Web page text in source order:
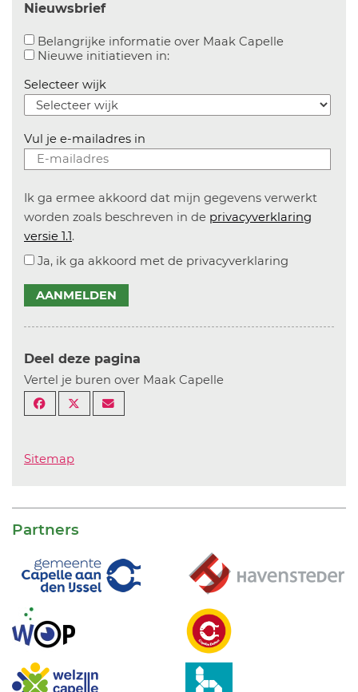
Nieuwsbrief
Belangrijke informatie over Maak CapelleAanvinken
Nieuwe initiatieven in:Aanvinken om informatie over
Selecteer wijk
Vul je e-mailadres in
Ik ga ermee akkoord dat mijn gegevens verwerkt
worden zoals beschreven in de privacyverklaring
versie 1.1.
Ja, ik ga akkoord met de privacyverklaring
AANMELDEN
Deel deze pagina
Vertel je buren over Maak Capelle
Sitemap
Partners